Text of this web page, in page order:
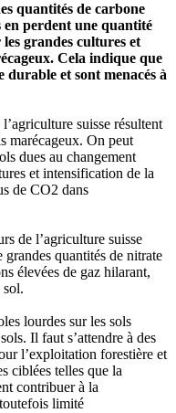
quantités de carbone
perdent une quantité
grandes cultures et
Cela indique que
durable et sont menacés à
suisse résultent
marécageux. On peut
dues au changement
et intensification de la
de CO2 dans
de l’agriculture suisse
grandes quantités de nitrate
élevées de gaz hilarant,
sol.
lourdes sur les sols
Il faut s’attendre à des
l’exploitation forestière et
ciblées telles que la
contribuer à la
limité